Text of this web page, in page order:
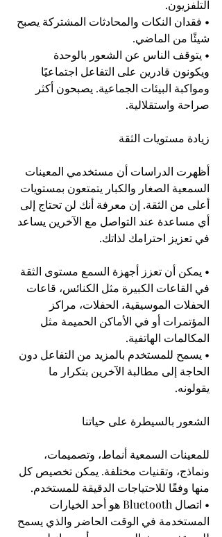
التلفزيون.
• فقدان النكات والمحادثات المشتركة يصبح
شيئًا من الماضي.
• يتوقف الناس عن الشعور بالوحدة
ويكونون قادرين على التفاعل اجتماعيًا
ومواكبة البيئات الجماعية. يصبحون أكثر
صراحة واستقلالية.
زيادة مستويات الثقة
أظهرت الدراسات أن مستخدمي المعينات
السمعية الصغار والكبار يتمتعون بمستويات
أعلى من الثقة. إن معرفة أنك لن تحتاج إلى
أي مساعدة عند التواصل مع الآخرين يساعد
في تعزيز احترامك لذاتك.
• يمكن أن تعزز أجهزة السمع مستوى الثقة
في القاعات الكبيرة مثل الكنائس، قاعات
الحفلات الموسيقية، الحفلات، مراكز
المؤتمرات أو في الأماكن الحميمة مثل
المكالمات الهاتفية.
• يسمح للمستخدم بالمزيد من التفاعل دون
الحاجة إلى مطالبة الآخرين بتكرار ما
يقولونه.
الشعور بالسيطرة على حياتنا
للمعينات السمعية أنماط، وتصميمات،
ونماذج، وتقنيات مختلفة. يمكن تخصيص كل
منها وفقًا للاحتياجات الدقيقة للمستخدم.
• اتصال Bluetooth هو أحد الخيارات
المستخدمة في الوقت الحاضر والذي يسمح